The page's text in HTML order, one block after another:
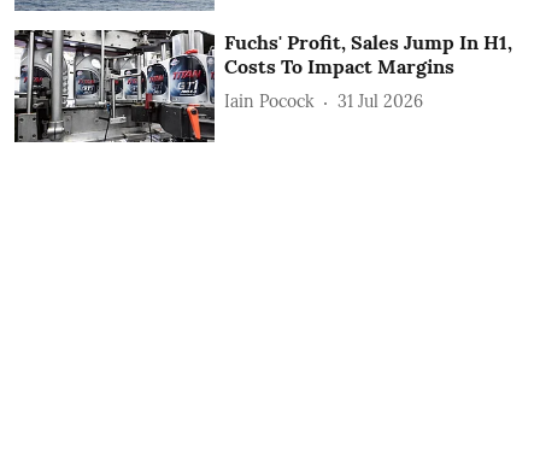
Fuchs' Profit, Sales Jump In H1,
Costs To Impact Margins
Iain Pocock 31 Jul 2026